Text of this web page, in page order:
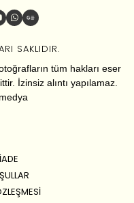
SAKLIDIR.
tüm hakları eser
İzinsiz alıntı yapılamaz.